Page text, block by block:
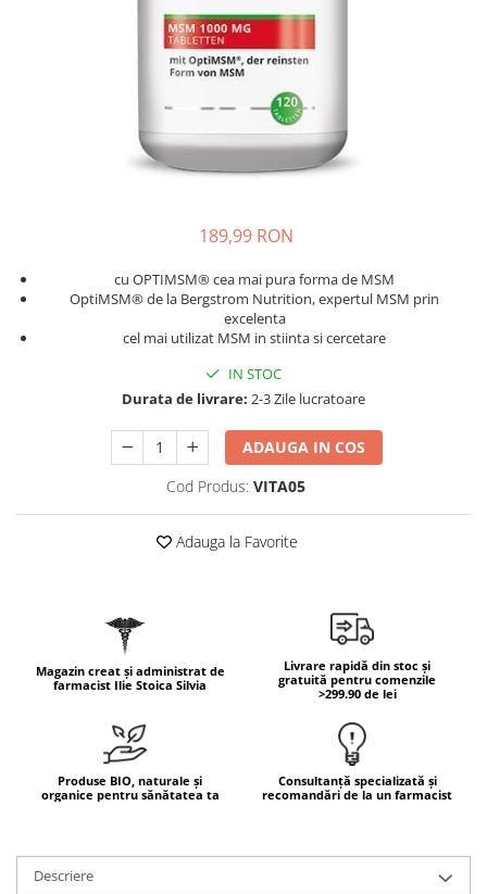
Colesterol & tensiune
Sănătatea copiilor
Performanta sportiva
Geluri de curățare
Creme pentru ochi
Unturi de corp
Uleiuri de corp
Creme SPF corp
Uleiuri bronzare
Acceleratoare bronz
Igienă Personală
Deodorante
Creme mâini
Tratamente unghii
Curcumin (Turmeric)
Ghimbir
Ginkgo biloba
Miere de Manuka
Multivitamine
Palmier pitic
Proteine din zer (Whey Protein)
189,99 RON
cu OPTIMSM® cea mai pura forma de MSM
OptiMSM® de la Bergstrom Nutrition, expertul MSM prin
excelenta
cel mai utilizat MSM in stiinta si cercetare
IN STOC
Durata de livrare: 2-3 Zile lucratoare
ADAUGA IN COS
Cod Produs: VITA05
Adauga la Favorite
Magazin creat și administrat de
farmacist Ilie Stoica Silvia
Livrare rapidă din stoc și
gratuită pentru comenzile
>299.90 de lei
Produse BIO, naturale și
organice pentru sănătatea ta
Consultanță specializată și
recomandări de la un farmacist
Descriere